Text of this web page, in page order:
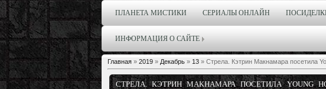
ПЛАНЕТА МИСТИКИ СЕРИАЛЫ ОНЛАЙН
ИНФОРМАЦИЯ О САЙТЕ
Главная » 2019 » Декабрь » 13 » Стрела. Кэтрин Макнамара посетила
СТРЕЛА. КЭТРИН МАКНАМАРА ПОСЕТИЛА YOUNG